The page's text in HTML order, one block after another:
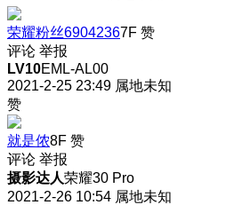
荣耀粉丝69042367F 赞
评论 举报
LV10EML-AL00
2021-2-25 23:49 属地未知
赞
就是侬8F 赞
评论 举报
摄影达人荣耀30 Pro
2021-2-26 10:54 属地未知